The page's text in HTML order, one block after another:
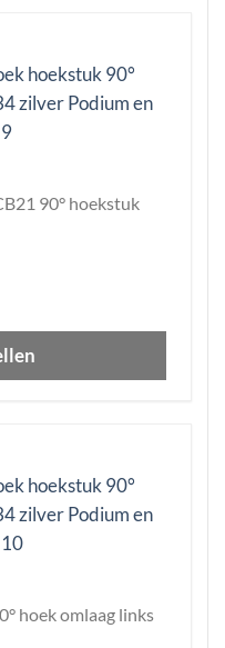
90° hoekstuk
hoek omlaag links